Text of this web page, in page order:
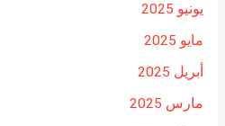
يونيو 2025
مايو 2025
أبريل 2025
مارس 2025